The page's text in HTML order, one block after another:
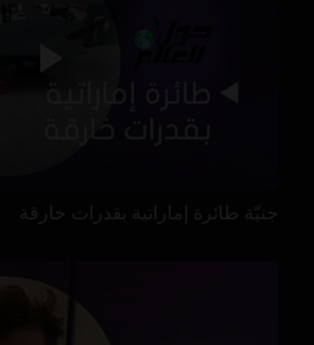
جنيّة طائرة إماراتية بقدرات خارقة